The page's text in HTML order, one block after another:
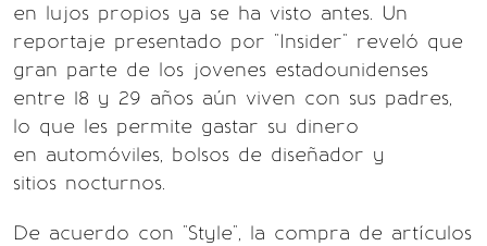
en lujos propios ya se ha visto antes. Un
reportaje presentado por "Insider" reveló que
gran parte de los jovenes estadounidenses
entre 18 y 29 años aún viven con sus padres,
lo que les permite gastar su dinero
en automóviles, bolsos de diseñador y
sitios nocturnos.
De acuerdo con "Style", la compra de artículos